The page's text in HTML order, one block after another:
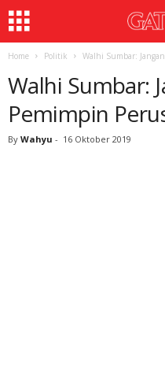
Home Politik Walhi Sumbar:
Walhi Sumbar:
Pemimpin
By Wahyu - 16 Oktober 2019